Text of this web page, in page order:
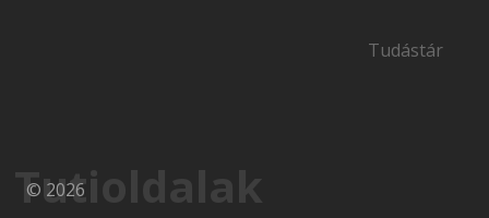
Tudástár
Tutioldalak
© 2026